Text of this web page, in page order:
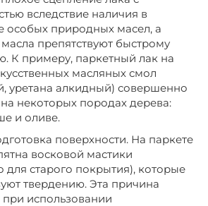
вследствие наличия в
особых природных масел, а
препятствуют быстрому
К примеру, паркетный лак на
масляных смол
уретана алкидный) совершенно
на некоторых породах дерева:
и оливе.
поверхности. На паркете
восковой мастики
для старого покрытия), которые
твердению. Эта причина
при использовании